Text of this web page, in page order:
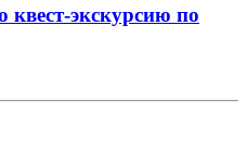
квест-экскурсию по